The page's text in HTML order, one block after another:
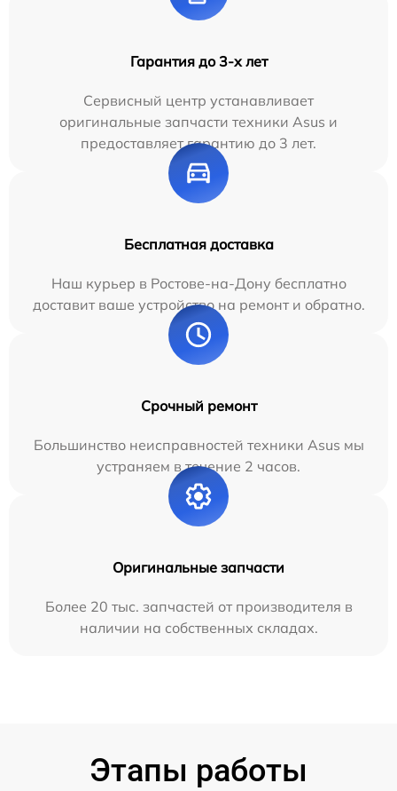
Гарантия до 3-х лет
Сервисный центр устанавливает
оригинальные запчасти техники Asus и
предоставляет гарантию до 3 лет.
Бесплатная доставка
Наш курьер в Ростове-на-Дону бесплатно
доставит ваше устройство на ремонт и обратно.
Срочный ремонт
Большинство неисправностей техники Asus мы
устраняем в течение 2 часов.
Оригинальные запчасти
Более 20 тыс. запчастей от производителя в
наличии на собственных складах.
Этапы работы